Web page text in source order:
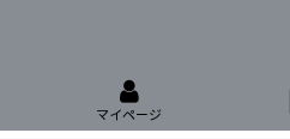
マイページ